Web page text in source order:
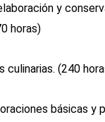
y
horas)
culinarias. (240
básicas y